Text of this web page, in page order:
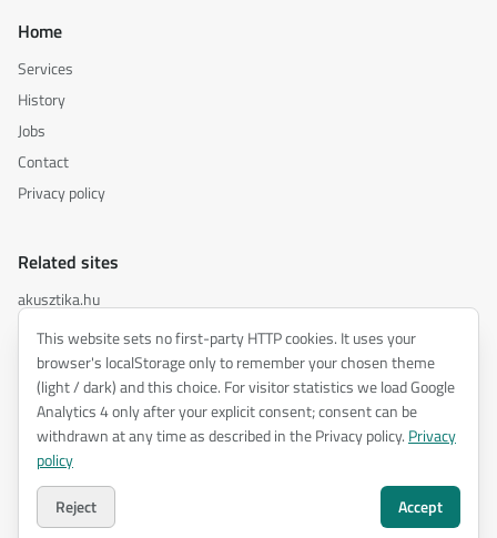
Home
Services
History
Jobs
Contact
Privacy policy
Related sites
akusztika.hu
inspiredacoustics.com
soundy.ai
irat.ai
2026ENTEL Műszaki Fejlesztő Kft. —
Privacy policy
This website sets no first-party HTTP cookies. It uses your
browser's localStorage only to remember your chosen theme
(light / dark) and this choice. For visitor statistics we load Google
Analytics 4 only after your explicit consent; consent can be
withdrawn at any time as described in the Privacy policy. Privacy
policy
Reject
Accept